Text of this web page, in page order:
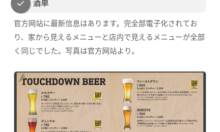
酒单
官方网站に最新信息はあります。完全部電子化されてお
り、家から見えるメニューと店内で見えるメニューが全部
く同じでした。写真は官方网站より。